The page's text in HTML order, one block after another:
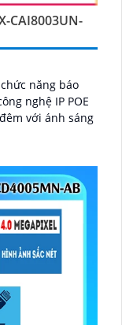
CAI8003UN-
năng báo
nghệ IP POE